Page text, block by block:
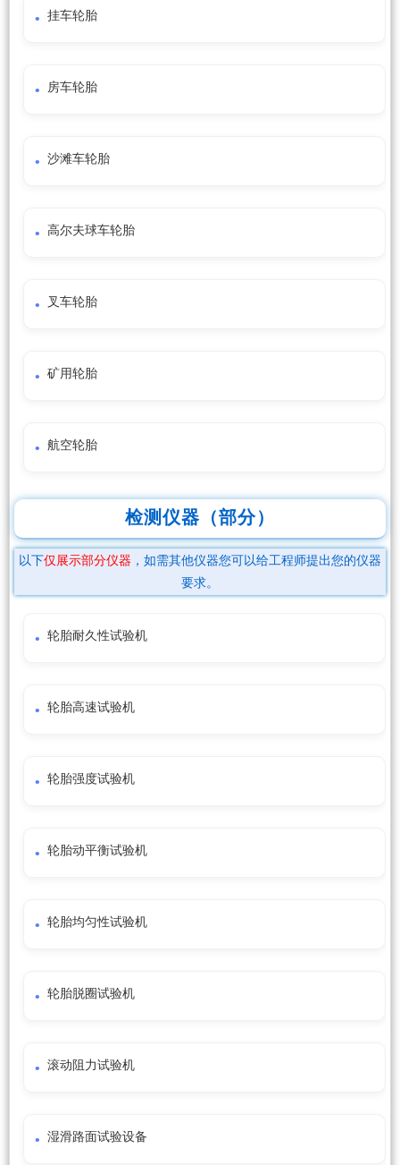
挂车轮胎
房车轮胎
沙滩车轮胎
高尔夫球车轮胎
叉车轮胎
矿用轮胎
航空轮胎
检测仪器（部分）
以下仅展示部分仪器 ，如需其他仪器您可以给工程师提出您的仪器
要求。
轮胎耐久性试验机
轮胎高速试验机
轮胎强度试验机
轮胎动平衡试验机
轮胎均匀性试验机
轮胎脱圈试验机
滚动阻力试验机
湿滑路面试验设备